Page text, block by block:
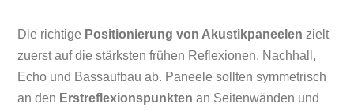
Die richtige Positionierung von Akustikpaneelen zielt
zuerst auf die stärksten frühen Reflexionen, Nachhall,
Echo und Bassaufbau ab. Paneele sollten symmetrisch
an den Erstreflexionspunkten an Seitenwänden und